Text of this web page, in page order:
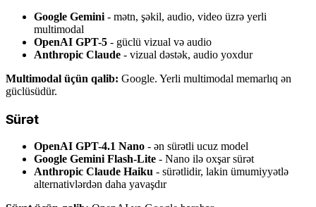
Google Gemini - mətn, şəkil, audio, video üzrə yerli
multimodal
OpenAI GPT-5 - güclü vizual və audio
Anthropic Claude - vizual dəstək, audio yoxdur
Multimodal üçün qalib: Google. Yerli multimodal memarlıq ən
güclüsüdür.
Sürət
OpenAI GPT-4.1 Nano - ən sürətli ucuz model
Google Gemini Flash-Lite - Nano ilə oxşar sürət
Anthropic Claude Haiku - sürətlidir, lakin ümumiyyətlə
alternativlərdən daha yavaşdır